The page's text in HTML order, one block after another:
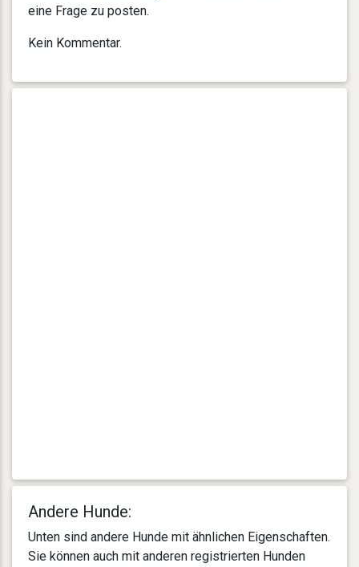
eine Frage zu posten.
Kein Kommentar.
Andere Hunde:
Unten sind andere Hunde mit ähnlichen Eigenschaften.
Sie können auch mit anderen registrierten Hunden